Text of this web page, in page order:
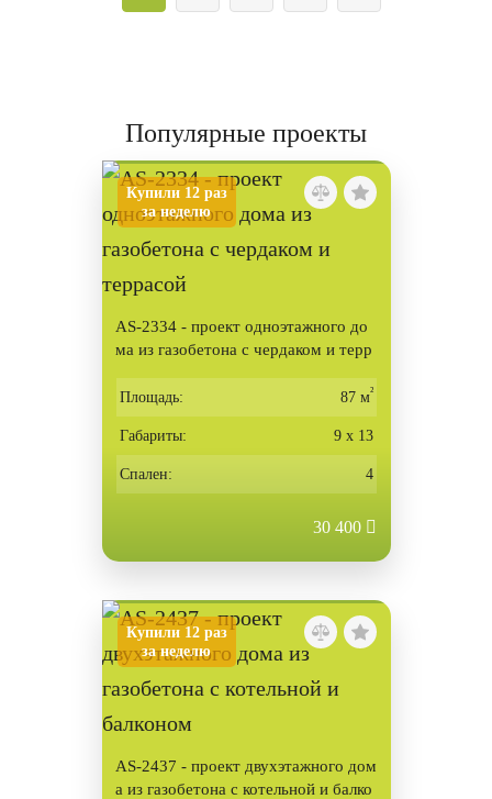
Популярные проекты
Купили 12 раз
за неделю
AS-2334 - проект одноэтажного до
ма из газобетона с чердаком и терр
Площадь: 87 м²
Габариты: 9 х 13
Спален: 4
30 400
Купили 12 раз
за неделю
AS-2437 - проект двухэтажного дом
а из газобетона с котельной и балко